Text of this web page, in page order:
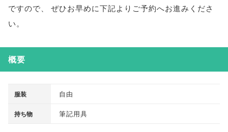
ですので
ぜひお早めに下記よりご予約へお進みくださ
い。
概要
服装 自由
持ち物 筆記用具